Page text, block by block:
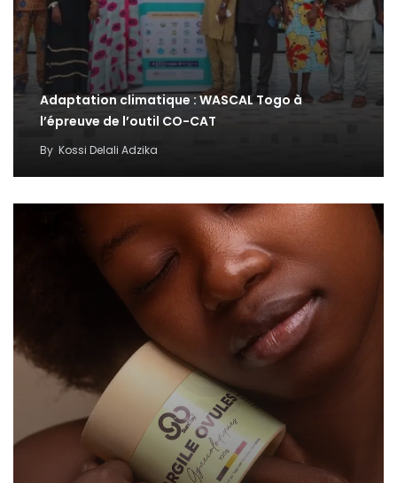
Adaptation climatique : WASCAL Togo à
l’épreuve de l’outil CO-CAT
By Kossi Delali Adzika